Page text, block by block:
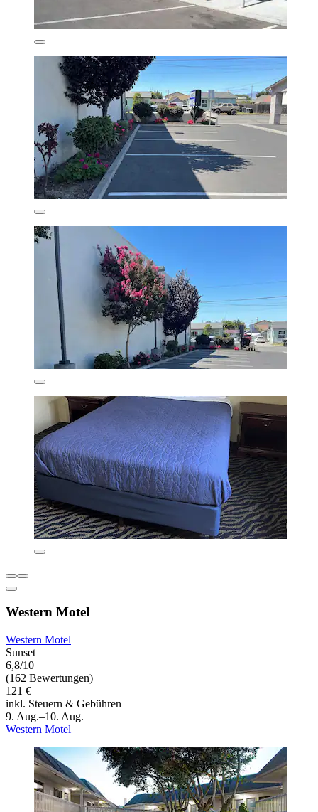
Western Motel
Western Motel
Sunset
6,8/10
(162 Bewertungen)
121 €
inkl. Steuern & Gebühren
9. Aug.–10. Aug.
Western Motel